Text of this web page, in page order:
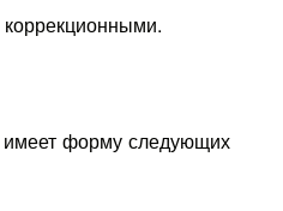
форму следующих